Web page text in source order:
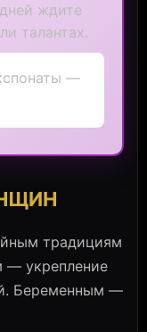
ждите
талантах.
—
традициям
— укрепление
Беременным —